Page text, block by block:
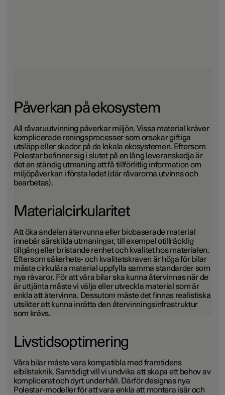
Påverkan på ekosystem
All råvaruutvinning påverkar miljön. Vissa material kräver
komplicerade reningsprocesser som orsakar giftiga
utsläpp eller skador på de lokala ekosystemen. Eftersom
Polestar befinner sig i slutet på en lång leveranskedja är
det en ständig utmaning att få tillförlitlig information om
miljöpåverkan i första ledet (där råvarorna utvinns och
bearbetas).
Materialcirkularitet
Att öka andelen återvunna eller biobaserade material
innebär särskilda utmaningar, till exempel otillräcklig
tillgång eller bristande renhet och kvalitet hos materialen.
Eftersom säkerhets- och kvalitetskraven är höga för bilar
måste cirkulära material uppfylla samma standarder som
nya råvaror. För att våra bilar ska kunna återvinnas när de
är uttjänta måste vi välja eller utveckla material som är
enkla att återvinna. Dessutom måste det finnas realistiska
utsikter att kunna inrätta den återvinningsinfrastruktur
som krävs.
Livstidsoptimering
Våra bilar måste vara kompatibla med framtidens
elbilsteknik. Samtidigt vill vi undvika att skapa ett behov av
komplicerat och dyrt underhåll. Därför designas nya
Polestar-modeller för att vara enkla att montera isär och